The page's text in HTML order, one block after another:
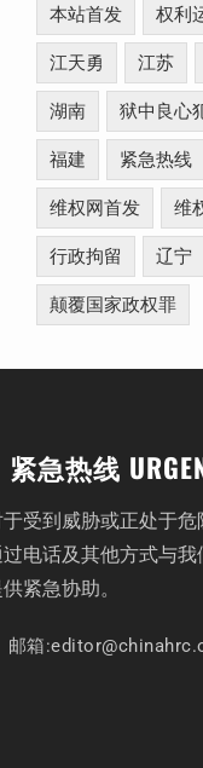
本站首发 权利
江天勇 江苏
湖南 狱中良心
福建 紧急热线
维权网首发 维
行政拘留 辽宁
颠覆国家政权罪
紧急热线
于受到威胁或正处于
电话及其他方式与
紧急协助。
邮箱:editor@chinahrc